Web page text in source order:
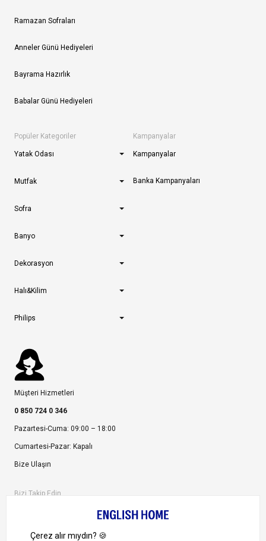
Ramazan Sofraları
Anneler Günü Hediyeleri
Bayrama Hazırlık
Babalar Günü Hediyeleri
Popüler Kategoriler
Yatak Odası
Mutfak
Sofra
Banyo
Dekorasyon
Halı&Kilim
Philips
Kampanyalar
Kampanyalar
Banka Kampanyaları
Müşteri Hizmetleri
0 850 724 0 346
Pazartesi-Cuma: 09:00 – 18:00
Cumartesi-Pazar: Kapalı
Bize Ulaşın
Bizi Takip Edin